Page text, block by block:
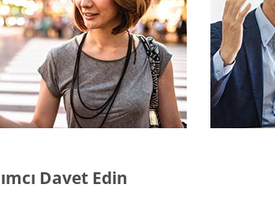
Davet Edin